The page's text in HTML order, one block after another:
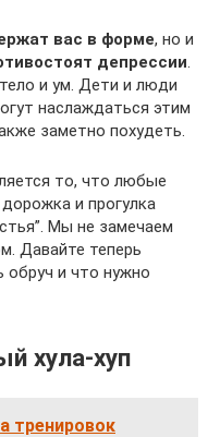
вас в форме, но и
депрессии.
и ум. Дети и люди
наслаждаться этим
заметно похудеть.
то, что любые
и прогулка
Мы не замечаем
Давайте теперь
обруч и что нужно
хула-хуп
тренировок